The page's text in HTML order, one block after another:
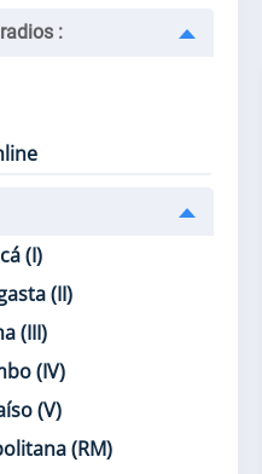
:
(I)
(II)
(III)
(IV)
(V)
(RM)